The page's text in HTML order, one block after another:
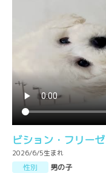
ビション・フリーゼ
2026/6/5生まれ
性別
男の子